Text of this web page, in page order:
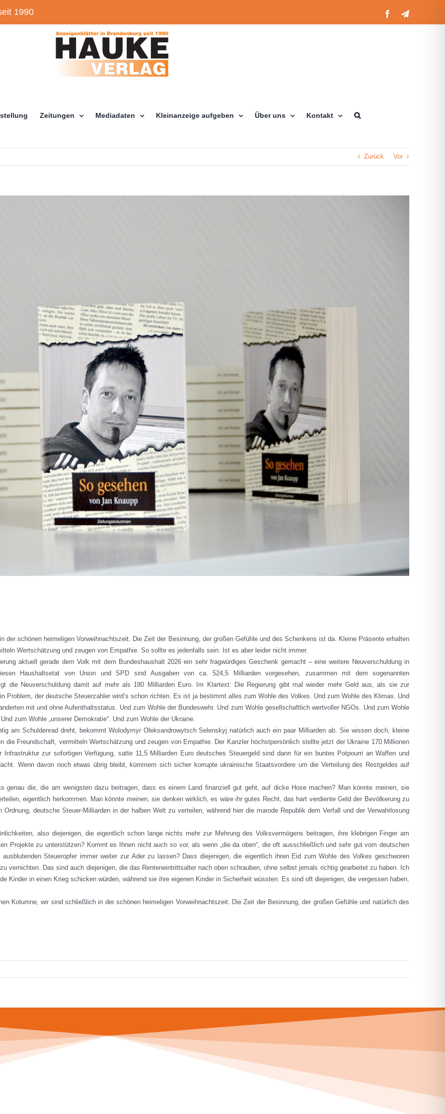
1990 FacebookTelegram
Zeitungen Mediadaten Kleinanzeige aufgeben Über uns Kontakt
Zurück Vor
der schönen heimeligen Vorweihnachtszeit. Die Zeit der Besinnung, der großen Gefühle und des Schenkens ist da. Kleine Präsente erhalten
Wertschätzung und zeugen von Empathie. So sollte es jedenfalls sein. Ist es aber leider nicht immer.
aktuell gerade dem Volk mit dem Bundeshaushalt 2026 ein sehr fragwürdiges Geschenk gemacht – eine weitere Neuverschuldung in
Haushaltsetat von Union und SPD sind Ausgaben von ca. 524,5 Milliarden vorgesehen, zusammen mit dem sogenannten
die Neuverschuldung damit auf mehr als 180 Milliarden Euro. Im Klartext: Die Regierung gibt mal wieder mehr Geld aus, als sie zur
Problem, der deutsche Steuerzahler wird‘s schon richten. Es ist ja bestimmt alles zum Wohle des Volkes. Und zum Wohle des Klimas. Und
mit und ohne Aufenthaltsstatus. Und zum Wohle der Bundeswehr. Und zum Wohle gesellschaftlich wertvoller NGOs. Und zum Wohle
zum Wohle „unserer Demokratie“. Und zum Wohle der Ukraine.
am Schuldenrad dreht, bekommt Wolodymyr Oleksandrowytsch Selenskyj natürlich auch ein paar Milliarden ab. Sie wissen doch, kleine
die Freundschaft, vermitteln Wertschätzung und zeugen von Empathie. Der Kanzler höchstpersönlich stellte jetzt der Ukraine 170 Millionen
Infrastruktur zur sofortigen Verfügung, satte 11,5 Milliarden Euro deutsches Steuergeld sind dann für ein buntes Potpourri an Waffen und
Wenn davon noch etwas übrig bleibt, kümmern sich sicher korrupte ukrainische Staatsvordere um die Verteilung des Restgeldes auf
genau die, die am wenigsten dazu beitragen, dass es einem Land finanziell gut geht, auf dicke Hose machen? Man könnte meinen, sie
eigentlich herkommen. Man könnte meinen, sie denken wirklich, es wäre ihr gutes Recht, das hart verdiente Geld der Bevölkerung zu
deutsche Steuer-Milliarden in der halben Welt zu verteilen, während hier die marode Republik dem Verfall und der Verwahrlosung
also diejenigen, die eigentlich schon lange nichts mehr zur Mehrung des Volksvermögens beitragen, ihre klebrigen Finger am
Projekte zu unterstützen? Kommt es Ihnen nicht auch so vor, als wenn „die da oben“, die oft ausschließlich und sehr gut vom deutschen
Steueropfer immer weiter zur Ader zu lassen? Dass diejenigen, die eigentlich ihren Eid zum Wohle des Volkes geschworen
vernichten. Das sind auch diejenigen, die das Renteneintrittsalter nach oben schrauben, ohne selbst jemals richtig gearbeitet zu haben. Ich
Kinder in einen Krieg schicken würden, während sie ihre eigenen Kinder in Sicherheit wüssten. Es sind oft diejenigen, die vergessen haben,
Kolumne, wir sind schließlich in der schönen heimeligen Vorweihnachtszeit. Die Zeit der Besinnung, der großen Gefühle und natürlich des